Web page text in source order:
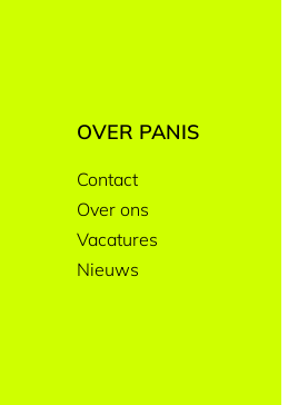
OVER PANIS
Contact
Over ons
Vacatures
Nieuws